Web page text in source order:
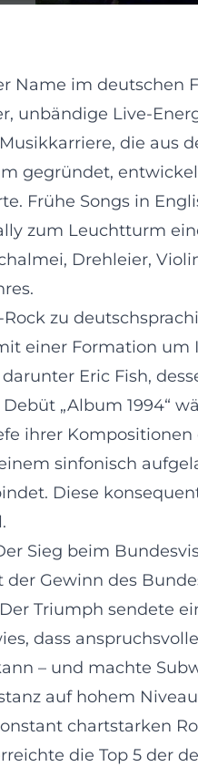
Name im deutschen
unbändige Live-
die aus
gegründet,
Frühe Songs in
zum Leuchtturm
Drehleier,
zu
einer Formation um
Eric Fish,
„Album 1994“
ihrer
sinfonisch
Diese
Sieg beim
Gewinn des
Triumph sendete
dass
– und machte
auf hohem Niveau
chartstarken
die Top 5 der